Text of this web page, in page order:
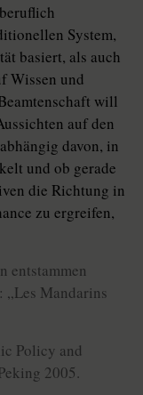
System,
basiert, als auch
Wissen und
will
auf den
davon, in
und ob gerade
die Richtung in
zu ergreifen,
entstammen
Mandarins
Policy and
2005.